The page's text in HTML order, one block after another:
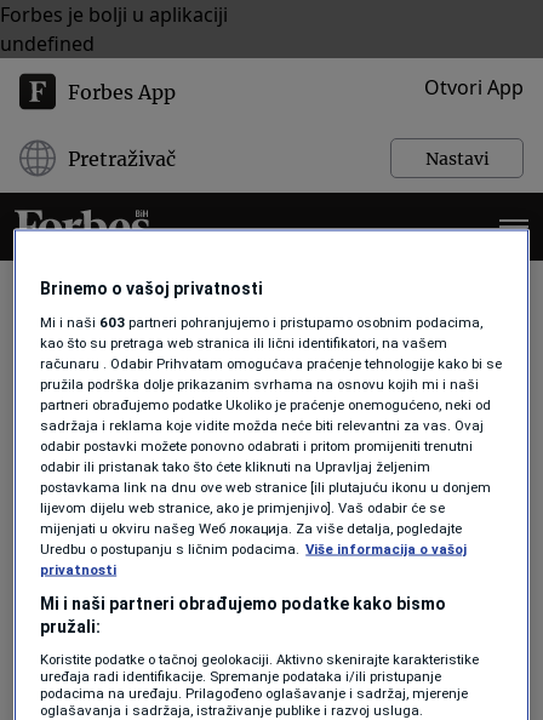
Forbes je bolji u aplikaciji
undefined
Forbes App Otvori App
Pretraživač Nastavi
SUECKI KANAL
AKTUELNOSTI
Nakon 20 godina kašnjenja počela je
izgradnja evropskog Sueckog kanala
Forbes Slovenija
Tokom posljednja dva mjeseca
trgovina kroz Suecki kanal pala za
geopolitika
Amela Keserović Polić
Brinemo o vašoj privatnosti
Mi i naši 603 partneri pohranjujemo i pristupamo osobnim podacima,
kao što su pretraga web stranica ili lični identifikatori, na vašem
računaru . Odabir Prihvatam omogućava praćenje tehnologije kako bi se
pružila podrška dolje prikazanim svrhama na osnovu kojih mi i naši
partneri obrađujemo podatke Ukoliko je praćenje onemogućeno, neki od
sadržaja i reklama koje vidite možda neće biti relevantni za vas. Ovaj
odabir postavki možete ponovno odabrati i pritom promijeniti trenutni
odabir ili pristanak tako što ćete kliknuti na Upravljaj željenim
postavkama link na dnu ove web stranice [ili plutajuću ikonu u donjem
lijevom dijelu web stranice, ako je primjenjivo]. Vaš odabir će se
mijenjati u okviru našeg Wеб локација. Za više detalja, pogledajte
Uredbu o postupanju s ličnim podacima.
Više informacija o vašoj
privatnosti
Mi i naši partneri obrađujemo podatke kako bismo
pružali:
Koristite podatke o tačnoj geolokaciji. Aktivno skenirajte karakteristike
uređaja radi identifikacije. Spremanje podataka i/ili pristupanje
podacima na uređaju. Prilagođeno oglašavanje i sadržaj, mjerenje
oglašavanja i sadržaja, istraživanje publike i razvoj usluga.